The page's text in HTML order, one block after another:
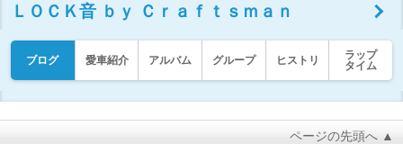
ＬＯＣＫ音 ｂｙ Ｃｒａｆｔｓｍａｎ
ブログ 愛車紹介 アルバム グループ ヒストリ
ラップ
タイム
ページの先頭へ ▲